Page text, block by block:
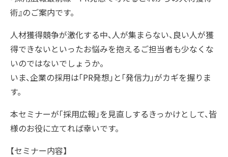
術』のご案内です。
人材獲得競争が激化する中、人が集まらない、良い人が獲
得できないといったお悩みを抱えるご担当者も少なくな
いのではないでしょうか。
いま、企業の採用は「PR発想」と「発信力」がカギを握りま
す。
本セミナーが「採用広報」を見直しするきっかけとして、皆
様のお役に立てれば幸いです。
【セミナー内容】